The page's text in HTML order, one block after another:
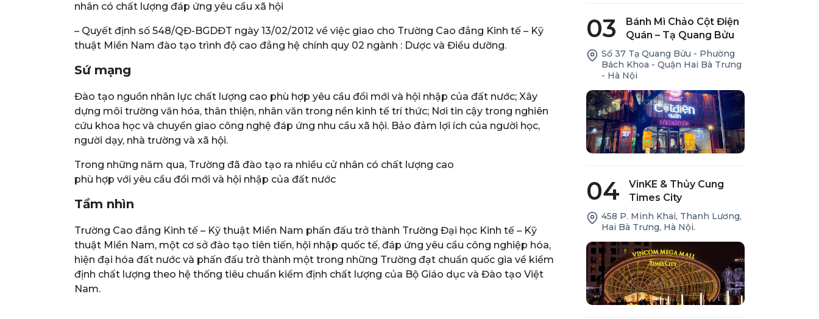
nhân có chất lượng đáp ứng yêu cầu xã hội
– Quyết định số 548/QĐ-BGDĐT ngày 13/02/2012 về việc giao cho Trường Cao đẳng Kinh tế – Kỹ
thuật Miền Nam đào tạo trình độ cao đẳng hệ chính quy 02 ngành : Dược và Điều dưỡng.
Sứ mạng
Đào tạo nguồn nhân lực chất lượng cao phù hợp yêu cầu đổi mới và hội nhập của đất nước; Xây
dựng môi trường văn hóa, thân thiện, nhân văn trong nền kinh tế trí thức; Nơi tin cậy trong nghiên
cứu khoa học và chuyển giao công nghệ đáp ứng nhu cầu xã hội. Bảo đảm lợi ích của người học,
người dạy, nhà trường và xã hội.
Trong những năm qua, Trường đã đào tạo ra nhiều cử nhân có chất lượng cao
phù hợp với yêu cầu đổi mới và hội nhập của đất nước
Tầm nhìn
Trường Cao đẳng Kinh tế – Kỹ thuật Miền Nam phấn đấu trở thành Trường Đại học Kinh tế – Kỹ
thuật Miền Nam, một cơ sở đào tạo tiên tiến, hội nhập quốc tế, đáp ứng yêu cầu công nghiệp hóa,
hiện đại hóa đất nước và phấn đấu trở thành một trong những Trường đạt chuẩn quốc gia về kiểm
định chất lượng theo hệ thống tiêu chuẩn kiểm định chất lượng của Bộ Giáo dục và Đào tạo Việt
Nam.
03
Bánh Mì Chảo Cột Điện
Quán – Tạ Quang Bửu
Số 37 Tạ Quang Bửu - Phường
Bách Khoa - Quận Hai Bà Trưng
- Hà Nội
04
VinKE & Thủy Cung
Times City
458 P. Minh Khai, Thanh Lương,
Hai Bà Trưng, Hà Nội.